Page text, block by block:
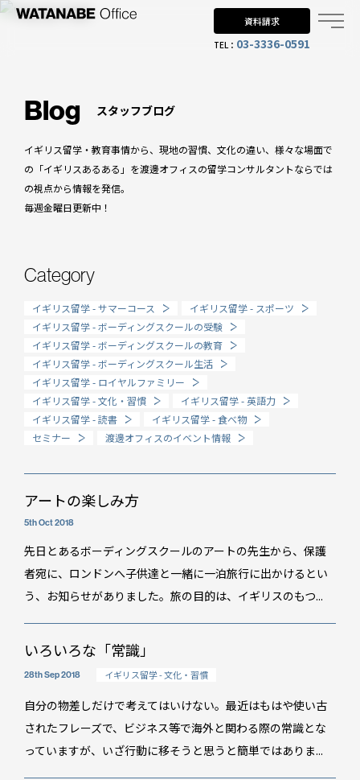
資料請求
TEL： 03-3336-0591
Why WO?
渡邊オフィスを選ぶ理由
When?
年齢で選ぶ留学
How long?
期間で選ぶ留学
Blog スタッフブログ
イギリス留学・教育事情から、現地の習慣、文化の違い、様々な場面で
の「イギリスあるある」を渡邊オフィスの留学コンサルタントならでは
の視点から情報を発信。
毎週金曜日更新中！
Category
イギリス留学 - サマーコース
イギリス留学 - スポーツ
イギリス留学 - ボーディングスクールの受験
イギリス留学 - ボーディングスクールの教育
イギリス留学 - ボーディングスクール生活
イギリス留学 - ロイヤルファミリー
イギリス留学 - 文化・習慣
イギリス留学 - 英語力
イギリス留学 - 読書
イギリス留学 - 食べ物
セミナー
渡邊オフィスのイベント情報
アートの楽しみ方
5th Oct 2018
先日とあるボーディングスクールのアートの先生から、保護
者宛に、ロンドンへ子供達と一緒に一泊旅行に出かけるとい
う、お知らせがありました。旅の目的は、イギリスのもつ...
いろいろな「常識」
28th Sep 2018 イギリス留学 - 文化・習慣
自分の物差しだけで考えてはいけない。最近はもはや使い古
されたフレーズで、ビジネス等で海外と関わる際の常識とな
っていますが、いざ行動に移そうと思うと簡単ではありま...